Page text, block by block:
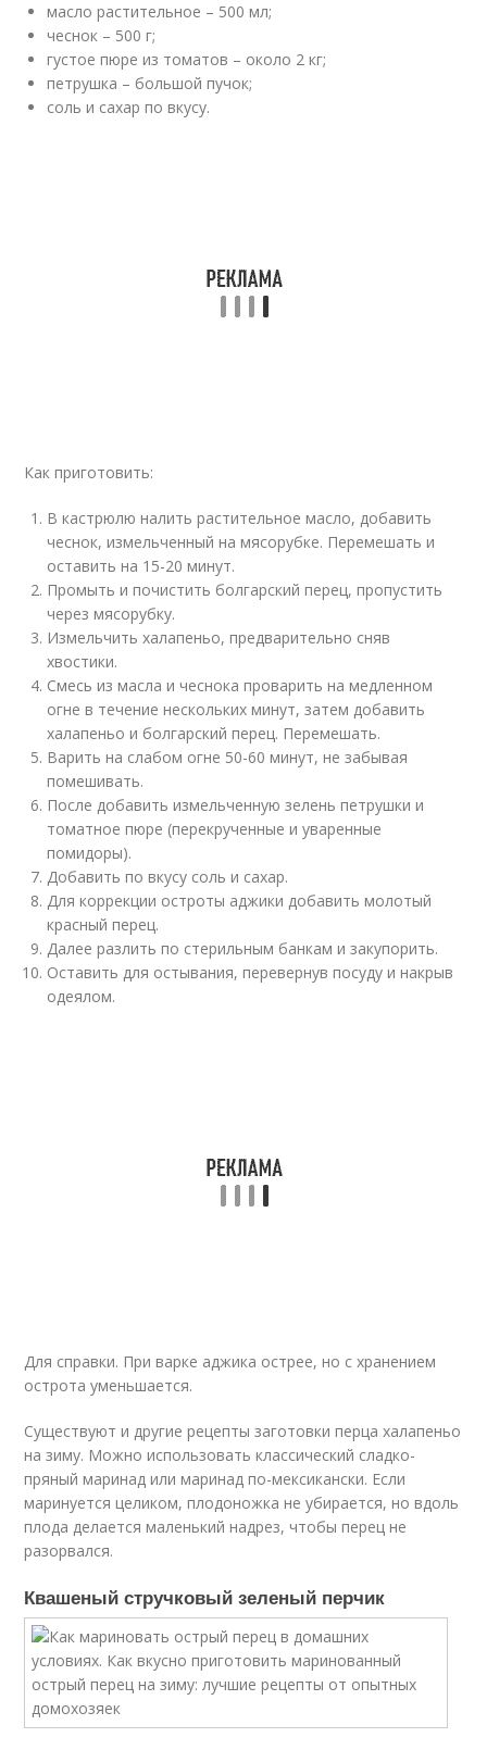
масло растительное – 500 мл;
чеснок – 500 г;
густое пюре из томатов – около 2 кг;
петрушка – большой пучок;
соль и сахар по вкусу.
Как приготовить:
В кастрюлю налить растительное масло, добавить
чеснок, измельченный на мясорубке. Перемешать и
оставить на 15-20 минут.
Промыть и почистить болгарский перец, пропустить
через мясорубку.
Измельчить халапеньо, предварительно сняв
хвостики.
Смесь из масла и чеснока проварить на медленном
огне в течение нескольких минут, затем добавить
халапеньо и болгарский перец. Перемешать.
Варить на слабом огне 50-60 минут, не забывая
помешивать.
После добавить измельченную зелень петрушки и
томатное пюре (перекрученные и уваренные
помидоры).
Добавить по вкусу соль и сахар.
Для коррекции остроты аджики добавить молотый
красный перец.
Далее разлить по стерильным банкам и закупорить.
Оставить для остывания, перевернув посуду и накрыв
одеялом.
Для справки. При варке аджика острее, но с хранением
острота уменьшается.
Существуют и другие рецепты заготовки перца халапеньо
на зиму. Можно использовать классический сладко-
пряный маринад или маринад по-мексикански. Если
маринуется целиком, плодоножка не убирается, но вдоль
плода делается маленький надрез, чтобы перец не
разорвался.
Квашеный стручковый зеленый перчик